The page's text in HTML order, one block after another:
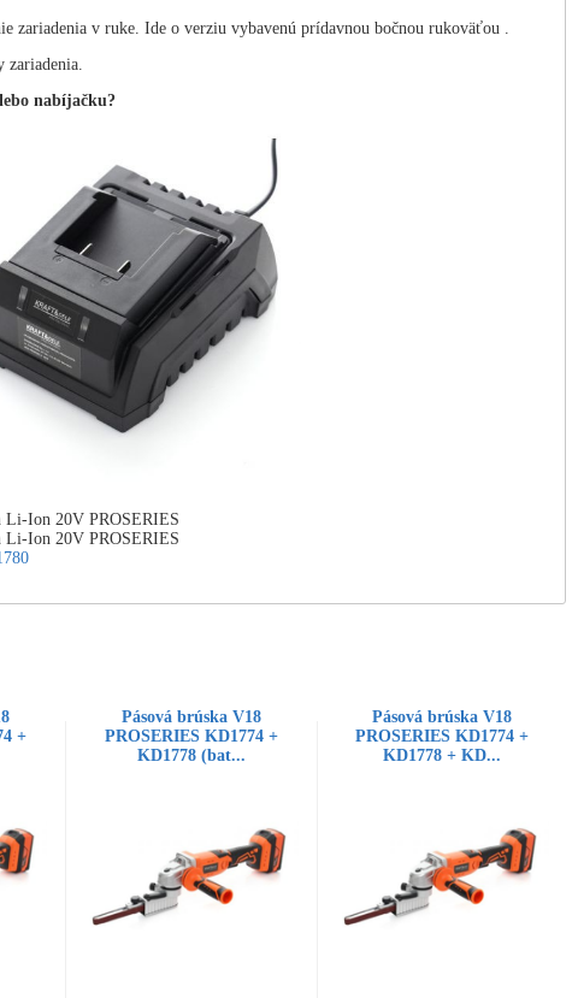
v ruke. Ide o verziu vybavenú prídavnou bočnou rukoväťou .
nabíjačku?
Ion 20V PROSERIES
Ion 20V PROSERIES
+
Pásová brúska V18
PROSERIES KD1774 +
KD1778 (bat...
Pásová brúska V18
PROSERIES KD1774 +
KD1778 + KD...